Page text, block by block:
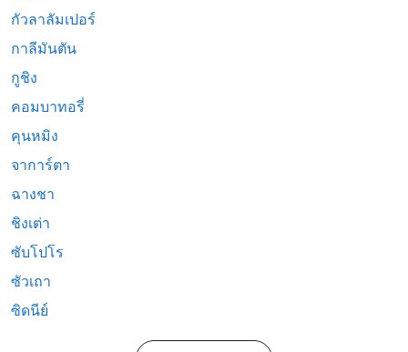
กัวลาลัมเปอร์
กาลีมันตัน
กูชิง
คอมบาทอรี่
คุนหมิง
จาการ์ตา
ฉางชา
ชิงเต่า
ซับโปโร
ซัวเถา
ซิดนีย์